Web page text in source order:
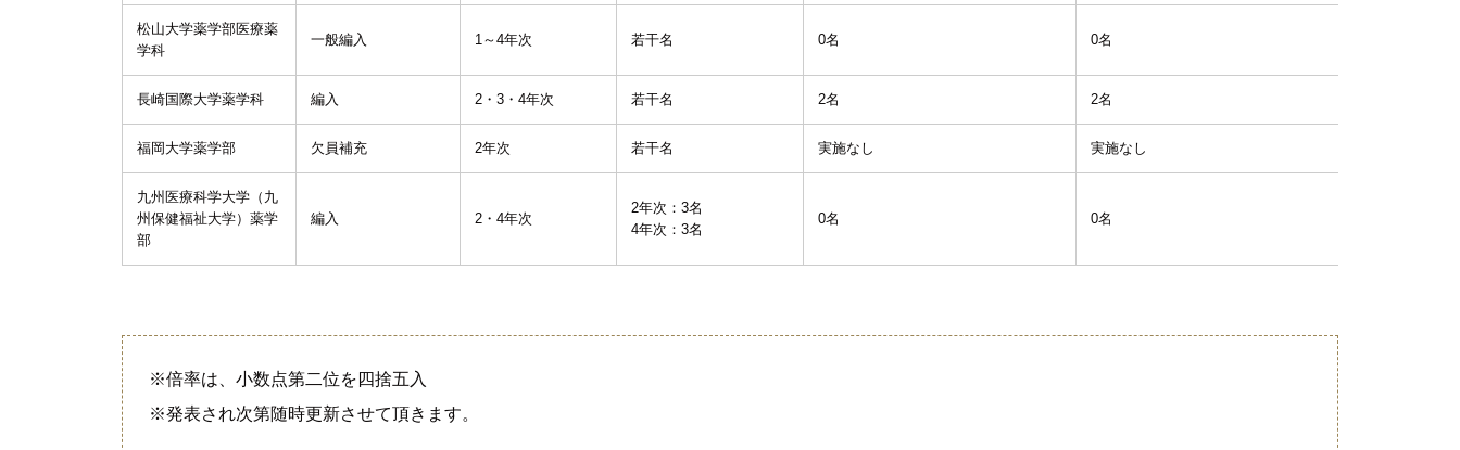
松山大学薬学部医療薬
学科
一般編入 1～4年次 若干名 0名 0名
長崎国際大学薬学科 編入 2・3・4年次 若干名 2名 2名
福岡大学薬学部 欠員補充 2年次 若干名 実施なし 実施なし
九州医療科学大学（九
州保健福祉大学）薬学
部
編入 2・4年次
2年次：3名
4年次：3名
0名 0名
※倍率は、小数点第二位を四捨五入
※発表され次第随時更新させて頂きます。